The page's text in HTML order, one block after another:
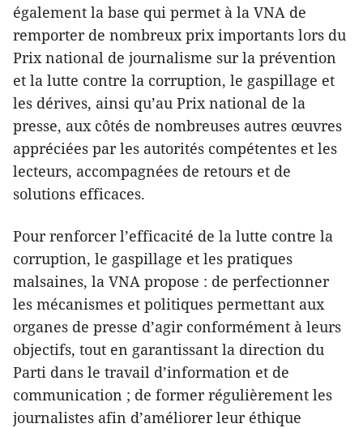
également la base qui permet à la VNA de
remporter de nombreux prix importants lors du
Prix national de journalisme sur la prévention
et la lutte contre la corruption, le gaspillage et
les dérives, ainsi qu’au Prix national de la
presse, aux côtés de nombreuses autres œuvres
appréciées par les autorités compétentes et les
lecteurs, accompagnées de retours et de
solutions efficaces.
Pour renforcer l’efficacité de la lutte contre la
corruption, le gaspillage et les pratiques
malsaines, la VNA propose : de perfectionner
les mécanismes et politiques permettant aux
organes de presse d’agir conformément à leurs
objectifs, tout en garantissant la direction du
Parti dans le travail d’information et de
communication ; de former régulièrement les
journalistes afin d’améliorer leur éthique